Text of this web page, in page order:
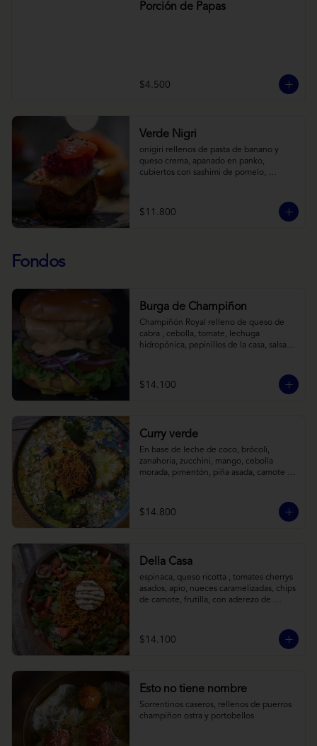
Porción de Papas
$4.500
Verde Nigri
onigiri rellenos de pasta de banano y
queso crema, apanado en panko,
cubiertos con sashimi de pomelo,
de crema de coco con wasabi y tierra de
cochayuyo.
$11.800
Fondos
Burga de Champiñon
Champiñón Royal relleno de queso de
cabra , cebolla, tomate, lechuga
hidropónica, pepinillos de la casa, salsa
$14.100
Curry verde
En base de leche de coco, brócoli,
zanahoria, zucchini, mango, cebolla
morada, pimentón, piña asada, camote
$14.800
Della Casa
espinaca, queso ricotta , tomates cherrys
asados, apio, nueces caramelizadas, chips
de camote, frutilla, con aderezo de
$14.100
Esto no tiene nombre
Sorrentinos caseros, rellenos de puerros
champiñon ostra y portobellos